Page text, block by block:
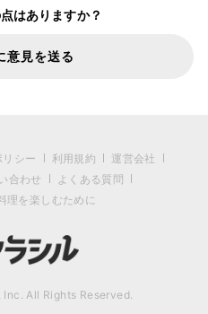
はありますか？
意見を送る
シー 利用規約
運営会社
合わせ
よくある質問
理を楽しむために
All Rights Reserved.